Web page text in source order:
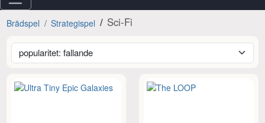
Brädspel Strategispel Sci-Fi